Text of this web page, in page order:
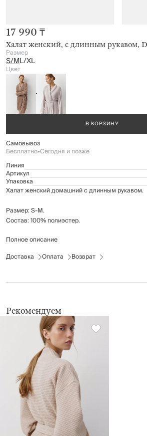
Халат женский, с длинным рукавом,
17 990 ₸
Размер
S/ML/XL
Цвет
В КОРЗИНУ
Самовывоз
Бесплатно•Сегодня и позже
Линия
Артикул
Упаковка
Халат женский домашний с длинным рукавом.
Размер: S-M.
Состав: 100% полиэстер.
Рекомендации по уходу указаны на бирке
Полное описание
Доставка
Оплата Возврат
Рекомендуем